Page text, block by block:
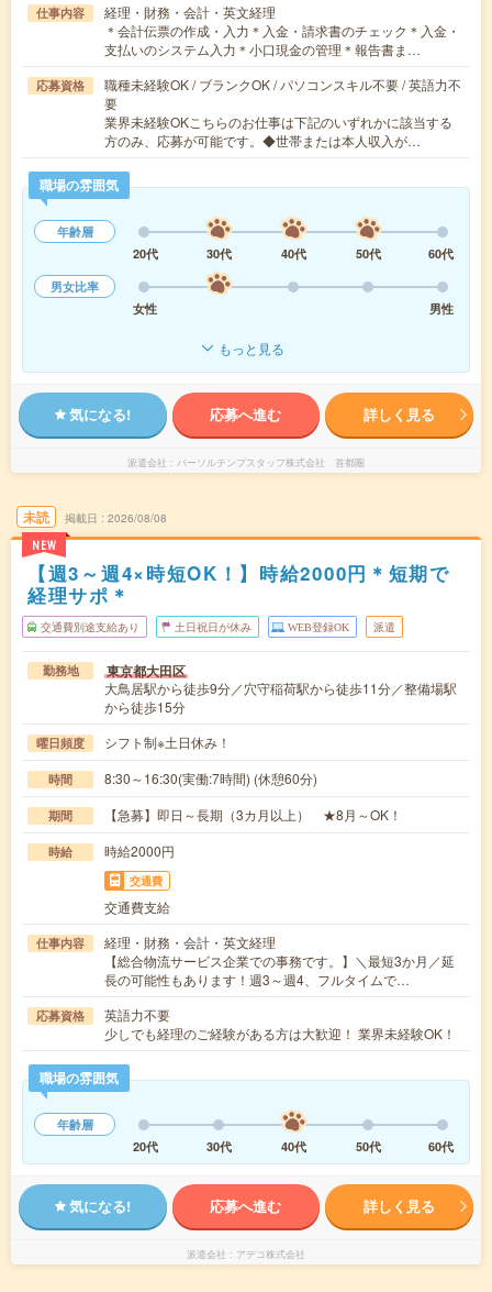
仕事内容
経理・財務・会計・英文経理
＊会計伝票の作成・入力＊入金・請求書のチェック＊入金・
支払いのシステム入力＊小口現金の管理＊報告書ま…
応募資格
職種未経験OK / ブランクOK / パソコンスキル不要 / 英語力不
要
業界未経験OKこちらのお仕事は下記のいずれかに該当する
方のみ、応募が可能です。◆世帯または本人収入が…
職場の雰囲気
年齢層
20代
30代 40代 50代
60代
男女比率
女性
男性
もっと見る
気になる! 応募へ進む 詳しく見る
派遣会社 パーソルテンプスタッフ株式会社 首都圏
未読
NEW
掲載日 2026/08/08
【週3～週4×時短OK！】時給2000円＊短期で
経理サポ＊
交通費別途支給あり 土日祝日が休み WEB登録OK 派遣
勤務地 東京都大田区
大鳥居駅から徒歩9分／穴守稲荷駅から徒歩11分／整備場駅
から徒歩15分
曜日頻度 シフト制※土日休み！
時間 8:30～16:30(実働:7時間) (休憩60分)
期間 【急募】即日～長期（3カ月以上） ★8月～OK！
時給 時給2000円
交通費
交通費支給
仕事内容
経理・財務・会計・英文経理
【総合物流サービス企業での事務です。】＼最短3か月／延
長の可能性もあります！週3～週4、フルタイムで…
応募資格
英語力不要
少しでも経理のご経験がある方は大歓迎！ 業界未経験OK！
職場の雰囲気
年齢層
20代
30代 40代 50代 60代
気になる! 応募へ進む 詳しく見る
派遣会社 アデコ株式会社